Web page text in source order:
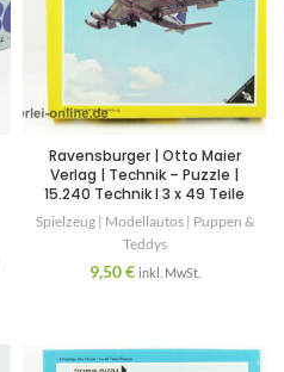
Ravensburger | Otto Maier
Verlag | Technik – Puzzle |
15.240 Technik I 3 x 49 Teile
Spielzeug | Modellautos | Puppen &
Teddys
9,50€ inkl. MwSt.